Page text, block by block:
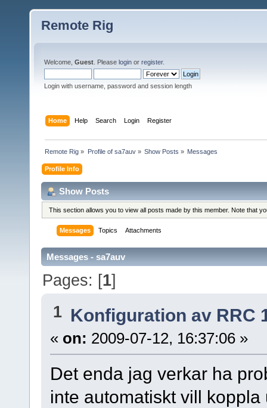
Remote Rig
Welcome, Guest . Please login or register.
Login with username, password and session length
Home Help Search Login Register
Remote Rig » Profile of sa7auv» Show Posts » Messages
Profile Info
Show Posts
This section allows you to view all posts made by this member. Note that
Messages Topics Attachments
Messages - sa7auv
Pages: [1]
1 Konfiguration av RRC
« on: 2009-07-12, 16:37:06 »
Det enda jag verkar ha
inte automatiskt vill